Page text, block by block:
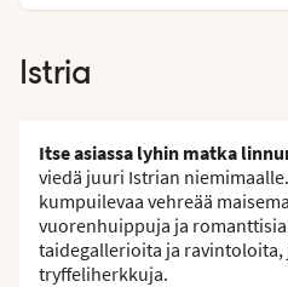
Istria
Itse asiassa lyhin matka
viedä juuri Istrian
kumpuilevaa vehreää
vuorenhuippuja ja
taidegallerioita ja
tryffeliherkkuja.